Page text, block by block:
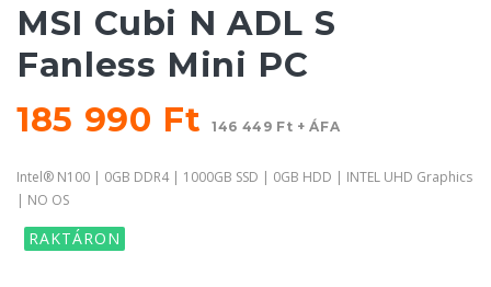
MSI Cubi N ADL S
Fanless Mini PC
185 990 Ft146 449 Ft + ÁFA
Intel® N100 | 0GB DDR4 | 1000GB SSD | 0GB HDD | INTEL UHD Graphics
| NO OS
RAKTÁRON